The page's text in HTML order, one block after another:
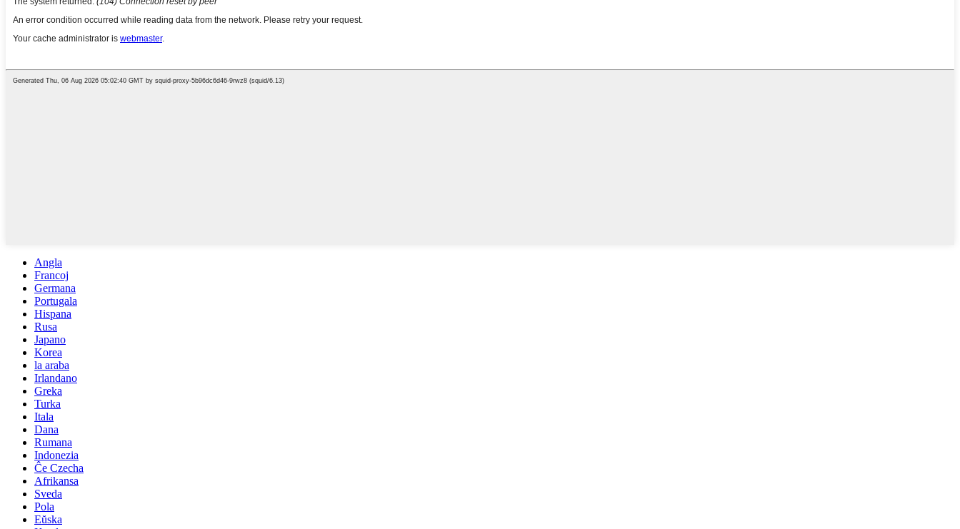
Angla
Francoj
Germana
Portugala
Hispana
Rusa
Japano
Korea
la araba
Irlandano
Greka
Turka
Itala
Dana
Rumana
Indonezia
Ĉe Czecha
Afrikansa
Sveda
Pola
Eŭska